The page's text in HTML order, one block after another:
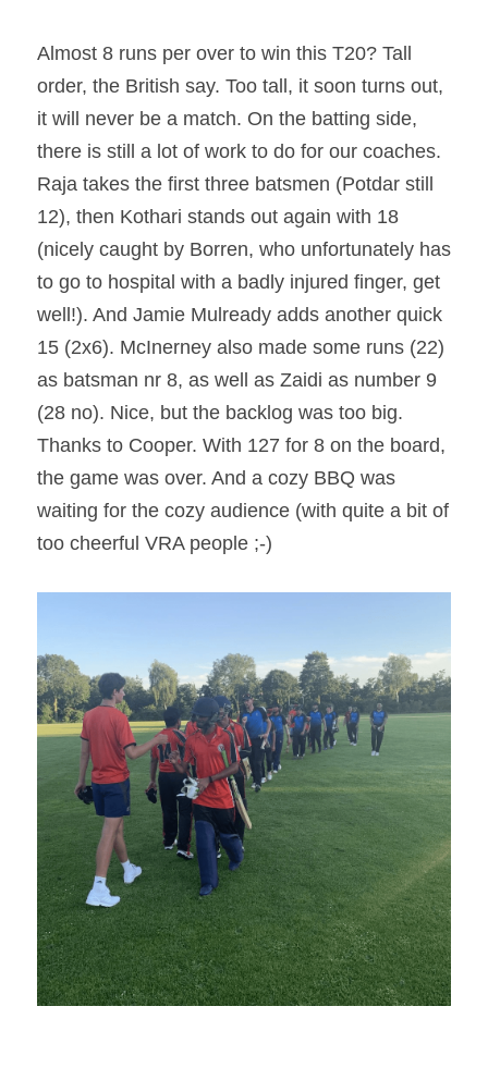
Almost 8 runs per over to win this T20? Tall
order, the British say. Too tall, it soon turns out,
it will never be a match. On the batting side,
there is still a lot of work to do for our coaches.
Raja takes the first three batsmen (Potdar still
12), then Kothari stands out again with 18
(nicely caught by Borren, who unfortunately has
to go to hospital with a badly injured finger, get
well!). And Jamie Mulready adds another quick
15 (2x6). McInerney also made some runs (22)
as batsman nr 8, as well as Zaidi as number 9
(28 no). Nice, but the backlog was too big.
Thanks to Cooper. With 127 for 8 on the board,
the game was over. And a cozy BBQ was
waiting for the cozy audience (with quite a bit of
too cheerful VRA people ;-)